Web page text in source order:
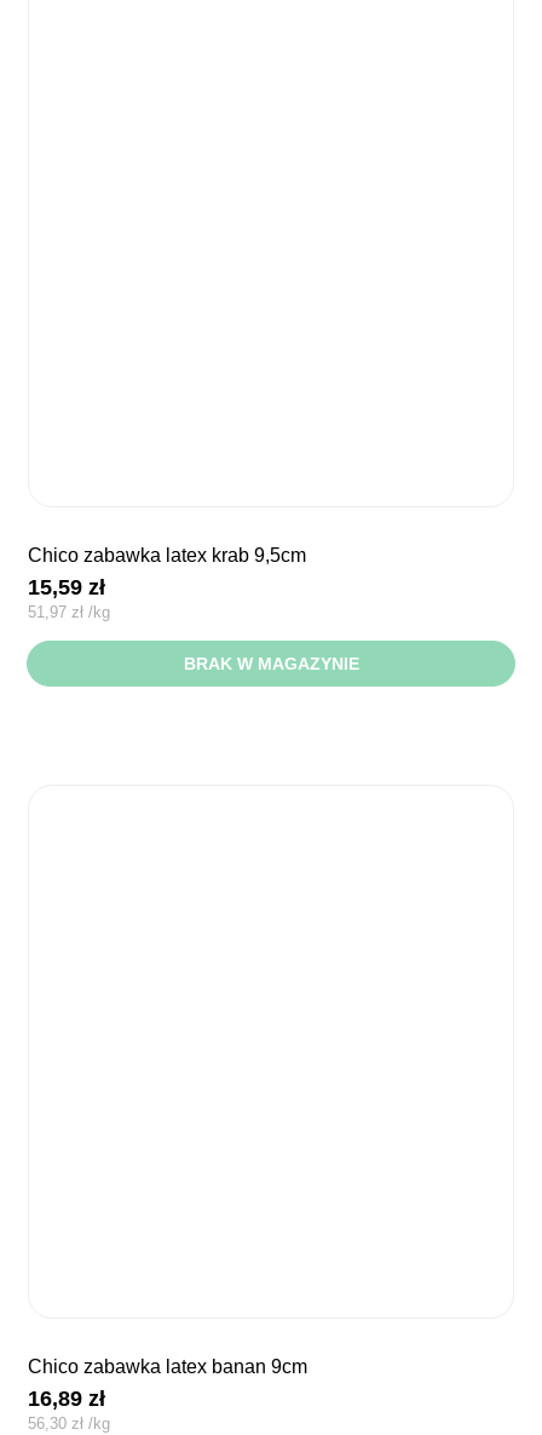
chico zabawka latex krab 9,5cm
15,59zł
51,97zł /kg
BRAK W MAGAZYNIE
chico zabawka latex banan 9cm
16,89zł
56,30zł /kg